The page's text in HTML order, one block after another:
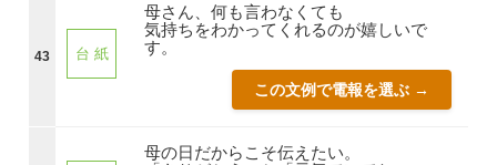
43 台 紙
母さん、何も言わなくても
気持ちをわかってくれるのが嬉しいで
す。
この文例で電報を選ぶ →
母の日だからこそ伝えたい。